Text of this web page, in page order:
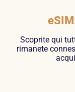
Scoprite qui
rimanete